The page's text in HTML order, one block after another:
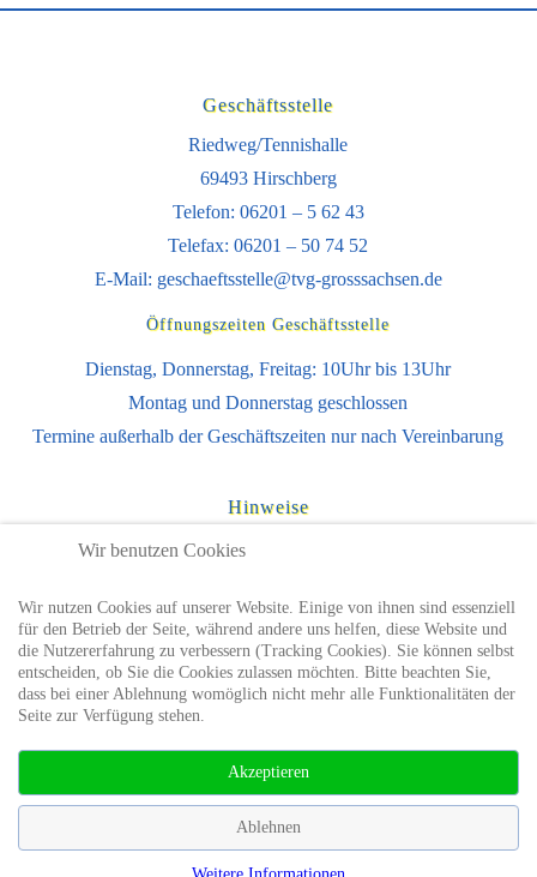
Geschäftsstelle
Riedweg/Tennishalle
69493 Hirschberg
Telefon: 06201 – 5 62 43
Telefax: 06201 – 50 74 52
E-Mail: geschaeftsstelle@tvg-grosssachsen.de
Öffnungszeiten Geschäftsstelle
Dienstag, Donnerstag, Freitag: 10Uhr bis 13Uhr
Montag und Donnerstag geschlossen
Termine außerhalb der Geschäftszeiten nur nach Vereinbarung
Hinweise
Impressum
Nutzungsbedingungen
Sie finden uns auch auf
Wir benutzen Cookies
Wir nutzen Cookies auf unserer Website. Einige von ihnen sind essenziell
für den Betrieb der Seite, während andere uns helfen, diese Website und
die Nutzererfahrung zu verbessern (Tracking Cookies). Sie können selbst
entscheiden, ob Sie die Cookies zulassen möchten. Bitte beachten Sie,
dass bei einer Ablehnung womöglich nicht mehr alle Funktionalitäten der
Seite zur Verfügung stehen.
Akzeptieren
Ablehnen